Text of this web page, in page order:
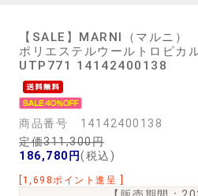
【SALE】 MARNI（マルニ）
ポリエステルウールトロピカ
UTP771 14142400138
商品番号 14142400138
定価311,300円
186,780円(税込)
[1,698ポイント進呈 ]